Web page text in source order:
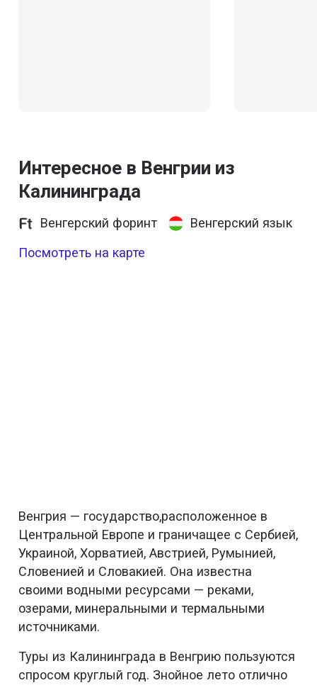
Интересное в Венгрии из
Калининграда
Венгерский форинт
Венгерский язык
Посмотреть на карте
Венгрия — государство,расположенное в
Центральной Европе и граничащее с Сербией,
Украиной, Хорватией, Австрией, Румынией,
Словенией и Словакией. Она известна
своими водными ресурсами — реками,
озерами, минеральными и термальными
источниками.
Туры из Калининграда в Венгрию пользуются
спросом круглый год. Знойное лето отлично